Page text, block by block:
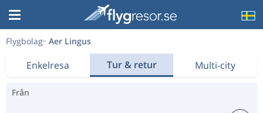
Flygbolag Aer Lingus
Enkelresa Tur & retur Multi-city
Från